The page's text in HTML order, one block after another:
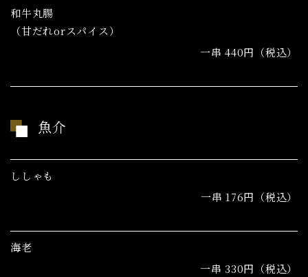
和牛丸腸
（甘だれorスパイス）
一串 440円（税込）
魚介
ししゃも
一串 176円（税込）
海老
一串 330円（税込）